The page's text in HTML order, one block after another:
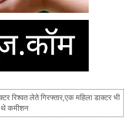
रिश्वत लेते गिरफ्तार,एक महिला डाक्टर भी
थे कमीशन